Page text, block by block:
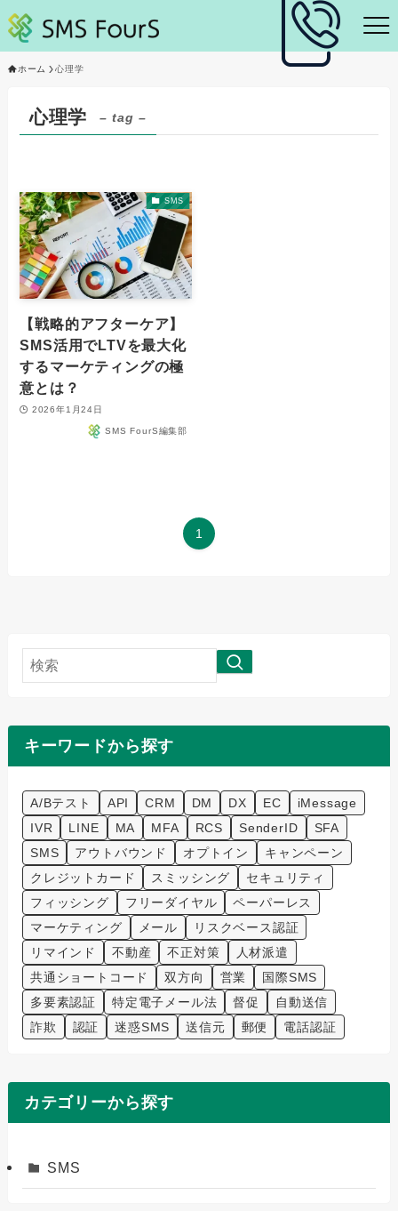
ホーム 心理学
心理学 – tag –
SMS
【戦略的アフターケア】
SMS活用でLTVを最大化
するマーケティングの極
意とは？
2026年1月24日
SMS FourS編集部
1
検
索
キーワードから探す
A/Bテスト API CRM DM DX EC
iMessage
IVR
LINE MA MFA RCS SenderID
SFA
SMS
アウトバウンド オプトイン
キャンペーン
クレジットカード
スミッシング
セキュリティ
フィッシング
フリーダイヤル
ペーパーレス
マーケティング
メール
リスクベース認証
リマインド
不動産 不正対策
人材派遣
共通ショートコード
双方向 営業
国際SMS
多要素認証
特定電子メール法 督促
自動送信
詐欺
認証 迷惑SMS 送信元 郵便 電話認証
カテゴリーから探す
SMS